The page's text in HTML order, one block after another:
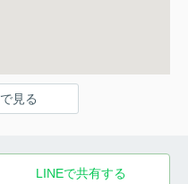
見る
LINEで共有する